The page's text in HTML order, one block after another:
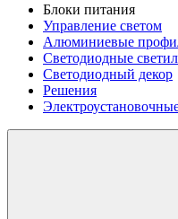
Блоки питания
Управление светом
Алюминиевые
Светодиодные
Светодиодный декор
Решения